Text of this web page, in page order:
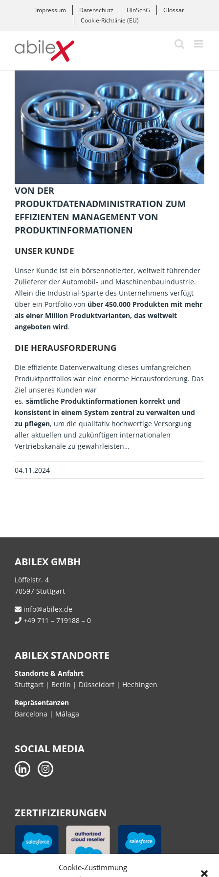
Cookie-Zustimmung
Impressum Datenschutz HinSchG
Glossar
Cookie-Richtlinie (EU)
Bild
VON DER
PRODUKTDATENADMINISTRATION ZUM
EFFIZIENTEN MANAGEMENT VON
PRODUKTINFORMATIONEN
UNSER KUNDE
Unser Kunde ist ein börsennotierter, weltweit führender
Zulieferer der Automobil- und Maschinenbauindustrie.
Allein die Industrial-Sparte des Unternehmens verfügt
über ein Portfolio von über 450.000 Produkten mit mehr
als einer Million Produktvarianten, das weltweit
angeboten wird.
DIE HERAUSFORDERUNG
Die effiziente Datenverwaltung dieses umfangreichen
Produktportfolios war eine enorme Herausforderung. Das
Ziel unseres Kunden war
es, sämtliche Produktinformationen korrekt und
konsistent in einem System zentral zu verwalten und
zu pflegen, um die qualitativ hochwertige Versorgung
aller aktuellen und zukünftigen internationalen
Vertriebskanäle zu gewährleisten…
04.11.2024
ABILEX GMBH
Löffelstr. 4
70597 Stuttgart
info@abilex.de
+49 711 – 719188 – 0
ABILEX STANDORTE
Standorte & Anfahrt
Stuttgart | Berlin | Düsseldorf | Hechingen
Repräsentanzen
Barcelona | Málaga
SOCIAL MEDIA
ZERTIFIZIERUNGEN